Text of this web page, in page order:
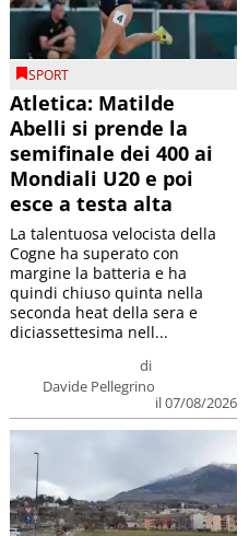
SPORT
Atletica: Matilde
Abelli si prende la
semifinale dei 400 ai
Mondiali U20 e poi
esce a testa alta
di
Davide Pellegrino
il 07/08/2026
La talentuosa velocista della
Cogne ha superato con
margine la batteria e ha
quindi chiuso quinta nella
seconda heat della sera e
diciassettesima nell...